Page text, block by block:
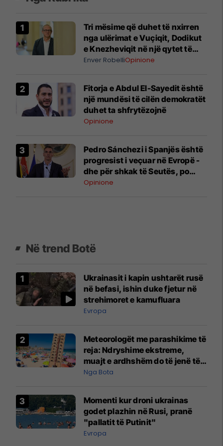
Tri mësime që duhet të nxirren
nga ulërimat e Vuçiqit, Dodikut
e Knezheviqit në një qytet të
Bosnjës
Enver RobelliOpinione
Fitorja e Abdul El-Sayedit është
një mundësi të cilën demokratët
duhet ta shfrytëzojnë
Opinione
Pedro Sánchezi i Spanjës është
progresist i veçuar në Evropë -
dhe për shkak të Seutës, po
detyrohet të paguajë për këtë
Opinione
Në trend Botë
Ukrainasit i kapin ushtarët rusë
në befasi, ishin duke fjetur në
strehimoret e kamufluara
Evropa
Meteorologët me parashikime të
reja: Ndryshime ekstreme,
muajt e ardhshëm do të jenë të
pazakontë
Nga Bota
Momenti kur droni ukrainas
godet plazhin në Rusi, pranë
"pallatit të Putinit"
Evropa